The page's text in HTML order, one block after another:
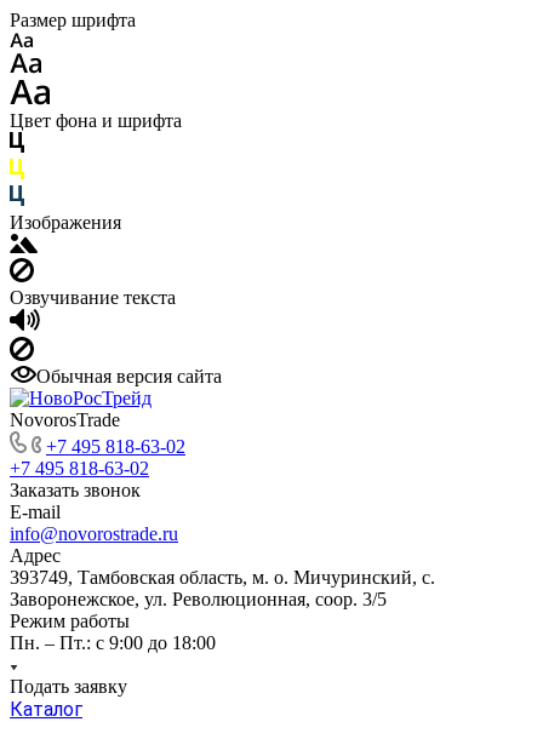
Размер шрифта
Цвет фона и шрифта
Изображения
Озвучивание текста
Обычная версия сайта
NovorosTrade
+7 495 818-63-02
+7 495 818-63-02
Заказать звонок
E-mail
info@novorostrade.ru
Адрес
393749, Тамбовская область, м. о. Мичуринский, с.
Заворонежское, ул. Революционная, соор. 3/5
Режим работы
Пн. – Пт.: с 9:00 до 18:00
Подать заявку
Каталог